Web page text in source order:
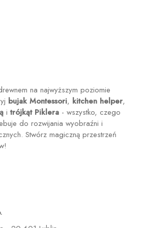
na najwyższym poziomie
bujak Montessori, kitchen helper,
itrójkąt Piklera - wszystko, czego
do rozwijania wyobraźni i
Stwórz magiczną przestrzeń